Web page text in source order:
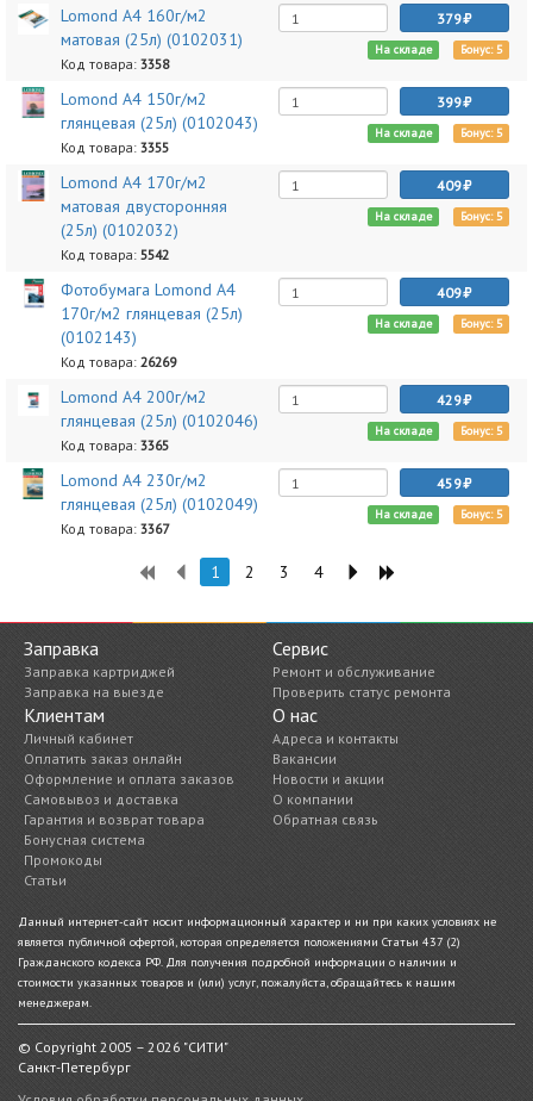
Lomond A4 160г/м2
матовая (25л) (0102031)
Код товара: 3358
379
На складе Бонус: 5
Lomond A4 150г/м2
глянцевая (25л) (0102043)
Код товара: 3355
399
На складе Бонус: 5
Lomond A4 170г/м2
матовая двусторонняя
(25л) (0102032)
Код товара: 5542
409
На складе Бонус: 5
Фотобумага Lomond A4
170г/м2 глянцевая (25л)
(0102143)
Код товара: 26269
409
На складе Бонус: 5
Lomond A4 200г/м2
глянцевая (25л) (0102046)
Код товара: 3365
429
На складе Бонус: 5
Lomond A4 230г/м2
глянцевая (25л) (0102049)
Код товара: 3367
459
На складе Бонус: 5
1 2 3 4
Заправка
Заправка картриджей
Заправка на выезде
Сервис
Ремонт и обслуживание
Проверить статус ремонта
Клиентам
Личный кабинет
Оплатить заказ онлайн
Оформление и оплата заказов
Самовывоз и доставка
Гарантия и возврат товара
Бонусная система
Промокоды
Статьи
О нас
Адреса и контакты
Вакансии
Новости и акции
О компании
Обратная связь
Данный интернет-сайт носит информационный характер и ни при каких условиях не
является публичной офертой, которая определяется положениями Статьи 437 (2)
Гражданского кодекса РФ. Для получения подробной информации о наличии и
стоимости указанных товаров и (или) услуг, пожалуйста, обращайтесь к нашим
менеджерам.
© Copyright 2005 – 2026 "СИТИ"
Санкт-Петербург